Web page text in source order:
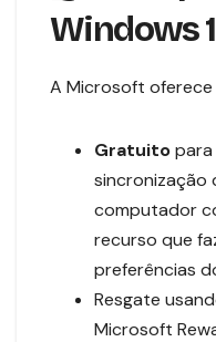
Windows
A Microsoft oferece
Gratuitopara
sincronização
computador
recurso que
preferências
Resgate
Microsoft